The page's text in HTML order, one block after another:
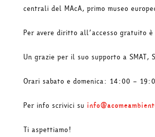
centrali del MAcA, primo museo
Per avere diritto all’accesso gratuito
Un grazie per il suo supporto a SMAT,
Orari sabato e domenica: 14:00 –
Per info scrivici su
Ti aspettiamo!